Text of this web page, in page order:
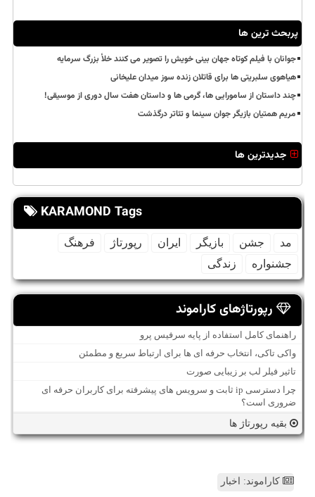
پربحث ترین ها
جوانان با فیلم کوتاه جهان بینی خویش را تصویر می کنند خلأ بزرگ سرمایه
هیاهوی سلبریتی ها برای قاتلان زنده سوز میدان علیخانی
چند داستان از سامورایی ها، گرمی ها و داستان هفت سال دوری از موسیقی!
مریم همتیان بازیگر جوان سینما و تئاتر درگذشت
جدیدترین ها
KARAMOND Tags
مد جشن بازیگر ایران رپورتاژ
فرهنگ
جشنواره
زندگی
رپورتاژهای کاراموند
راهنمای کامل استفاده از پایه سرفیس پرو
واکی تاکی، انتخاب حرفه ای ها برای ارتباط سریع و مطمئن
تاثیر فیلر لب بر زیبایی صورت
چرا دسترسی ip ثابت و سرویس های پیشرفته برای کاربران حرفه ای
ضروری است؟
بقیه رپورتاژ ها
کاراموند: اخبار